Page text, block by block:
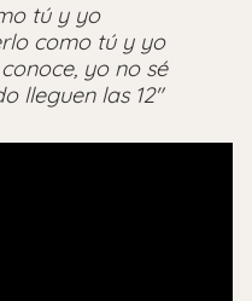
tú y yo
como tú y yo
yo no sé
lleguen las 12″